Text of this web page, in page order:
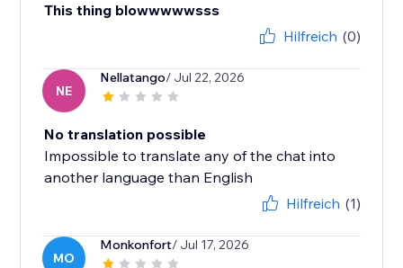
This thing blowwwwwsss
Hilfreich (0)
NE
Nellatango/ Jul 22, 2026
No translation possible
Impossible to translate any of the chat into
another language than English
Hilfreich (1)
MO
Monkonfort/ Jul 17, 2026